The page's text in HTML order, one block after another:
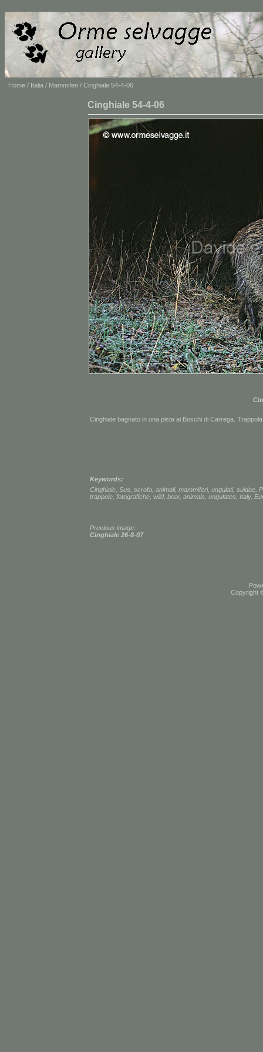
Home / Italia / Mammiferi / Cinghiale 54-4-06
Cinghiale 54-4-06
Cinghiale bagnato in una pista ai Boschi di Carrega.
Keywords:
Cinghiale Sus scrofa animali, mammiferi, ungulati, suidae
trappole fotografiche wild, boar, animals ungulates Italy,
Previous image:
Cinghiale 26-8-07
Copyright